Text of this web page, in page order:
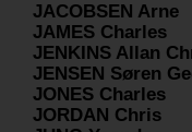
JACOBSEN Arne
JAMES Charles
JENKINS Allan
JENSEN Søren
JONES Charles
JORDAN Chris